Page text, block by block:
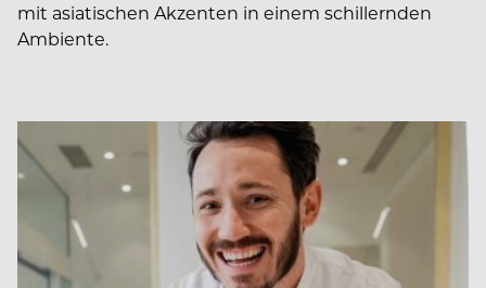
mit asiatischen Akzenten in einem schillernden
Ambiente.